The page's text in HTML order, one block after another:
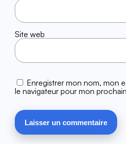
Site web
Enregistrer mon nom, mon
le navigateur pour mon